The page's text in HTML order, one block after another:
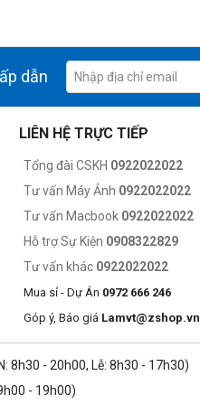
dẫn
LIÊN HỆ TRỰC TIẾP
Tổng đài CSKH 0922022022
Tư vấn Máy Ảnh 0922022022
Tư vấn Macbook 0922022022
Hỗ trợ Sự Kiện 0908322829
Tư vấn khác 0922022022
Mua sỉ - Dự Án 0972 666 246
Góp ý, Báo giá Lamvt@zshop.vn
8h30 - 20h00, Lễ: 8h30 - 17h30)
- 19h00)